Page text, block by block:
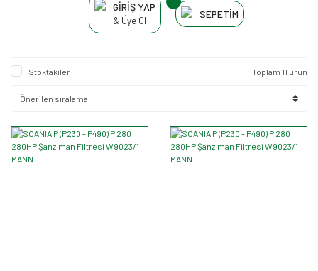
GİRİŞ YAP
& Üye Ol
SEPETİM
Stoktakiler Toplam 11 ürün